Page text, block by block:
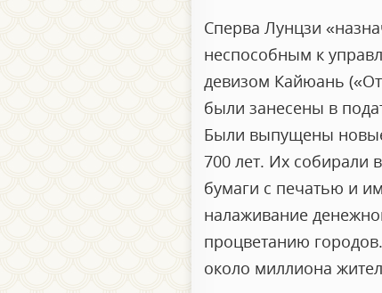
Сперва Лунцзи
неспособным к
девизом Кайюань
были занесены в
Были выпущены
700 лет. Их собирали
бумаги с печатью и
налаживание
процветанию
около миллиона